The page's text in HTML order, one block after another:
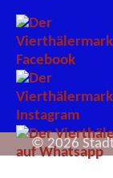
© 2026